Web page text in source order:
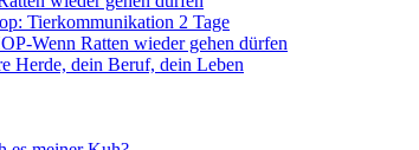
Tierkommunikation 2 Tage
Wenn Ratten wieder gehen dürfen
Herde, dein Beruf, dein Leben